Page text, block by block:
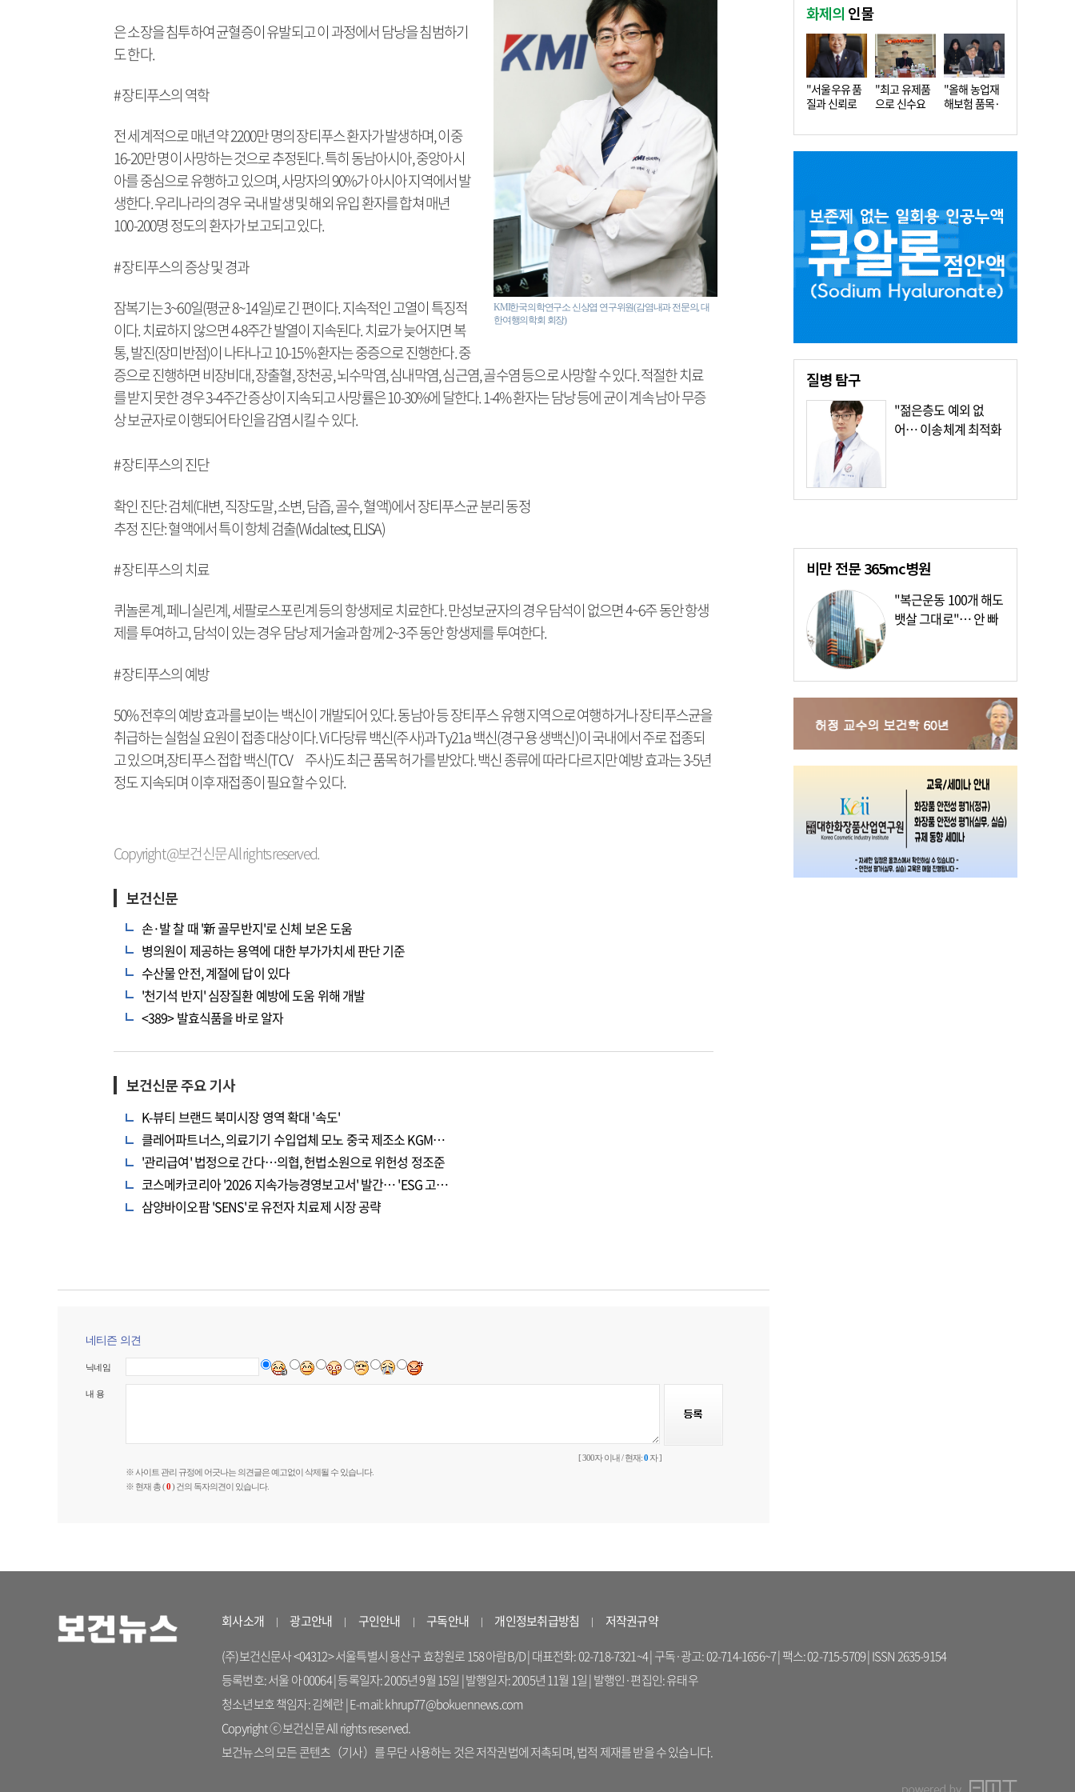
KMI한국의학연구소 신상엽 연구위원(감염내과 전문의, 대
한여행의학회 회장)
은 소장을 침투하여 균혈증이 유발되고 이 과정에서 담낭을 침범하기
도 한다.
# 장티푸스의 역학
전 세계적으로 매년 약 2200만 명의 장티푸스 환자가 발생하며, 이중
16-20만 명이 사망하는 것으로 추정된다. 특히 동남아시아, 중앙아시
아를 중심으로 유행하고 있으며, 사망자의 90%가 아시아 지역에서 발
생한다. 우리나라의 경우 국내 발생 및 해외 유입 환자를 합쳐 매년
100-200명 정도의 환자가 보고되고 있다.
# 장티푸스의 증상 및 경과
잠복기는 3~60일(평균 8~14일)로 긴 편이다. 지속적인 고열이 특징적
이다. 치료하지 않으면 4-8주간 발열이 지속된다. 치료가 늦어지면 복
통, 발진(장미반점)이 나타나고 10-15% 환자는 중증으로 진행한다. 중
증으로 진행하면 비장비대, 장출혈, 장천공, 뇌수막염, 심내막염, 심근염, 골수염 등으로 사망할 수 있다. 적절한 치료
를 받지 못한 경우 3-4주간 증상이 지속되고 사망률은 10-30%에 달한다. 1-4% 환자는 담낭 등에 균이 계속 남아 무증
상 보균자로 이행되어 타인을 감염시킬 수 있다.
# 장티푸스의 진단
확인 진단: 검체(대변, 직장도말, 소변, 담즙, 골수, 혈액)에서 장티푸스균 분리 동정
추정 진단: 혈액에서 특이 항체 검출(Widal test, ELISA)
# 장티푸스의 치료
퀴놀론계, 페니실린계, 세팔로스포린계 등의 항생제로 치료한다. 만성보균자의 경우 담석이 없으면 4~6주 동안 항생
제를 투여하고, 담석이 있는 경우 담낭 제거술과 함께 2~3주 동안 항생제를 투여한다.
# 장티푸스의 예방
50% 전후의 예방 효과를 보이는 백신이 개발되어 있다. 동남아 등 장티푸스 유행 지역으로 여행하거나 장티푸스균을
취급하는 실험실 요원이 접종 대상이다. Vi 다당류 백신(주사)과 Ty21a 백신(경구용 생백신)이 국내에서 주로 접종되
고 있으며,장티푸스 접합 백신(TCV 주사)도 최근 품목 허가를 받았다. 백신 종류에 따라 다르지만 예방 효과는 3-5년
정도 지속되며 이후 재접종이 필요할 수 있다.
Copyright @보건신문 All rights reserved.
보건신문
손·발 찰 때 '新 골무반지'로 신체 보온 도움
병의원이 제공하는 용역에 대한 부가가치세 판단 기준
수산물 안전, 계절에 답이 있다
'천기석 반지' 심장질환 예방에 도움 위해 개발
<389> 발효식품을 바로 알자
보건신문 주요 기사
K-뷰티 브랜드 북미시장 영역 확대 '속도'
클레어파트너스, 의료기기 수입업체 모노 중국 제조소 KGM…
'관리급여' 법정으로 간다…의협, 헌법소원으로 위헌성 정조준
코스메카코리아 '2026 지속가능경영보고서' 발간… 'ESG 고…
삼양바이오팜 'SENS'로 유전자 치료제 시장 공략
네티즌 의견
닉네임
내 용
[ 300자 이내 / 현재:0 자 ]
※ 사이트 관리 규정에 어긋나는 의견글은 예고없이 삭제될 수 있습니다.
※ 현재 총 (0) 건의 독자의견이 있습니다.
화제의 인물
"서울우유 품
질과 신뢰로
"최고 유제품
으로 신수요
"올해 농업재
해보험 품목·
질병탐구
"젊은층도 예외 없
어… 이송체계 최적화
비만 전문365mc병원
"복근운동 100개 해도
뱃살 그대로"… 안 빠
회사소개 광고안내 구인안내 구독안내 개인정보취급방침
저작권규약
(주)보건신문사 <04312> 서울특별시 용산구 효창원로 158 아람B/D | 대표전화: 02-718-7321~4 | 구독·광고: 02-714-1656~7 | 팩스: 02-715-5709 | ISSN 2635-9154
등록번호: 서울 아 00064 | 등록일자: 2005년 9월 15일 | 발행일자: 2005년 11월 1일 | 발행인·편집인: 유태우
청소년보호 책임자: 김혜란 | E-mail: khrup77@bokuennews.com
Copyright ⓒ 보건신문 All rights reserved.
보건뉴스의 모든 콘텐츠（기사）를 무단 사용하는 것은 저작권법에 저촉되며, 법적 제재를 받을 수 있습니다.